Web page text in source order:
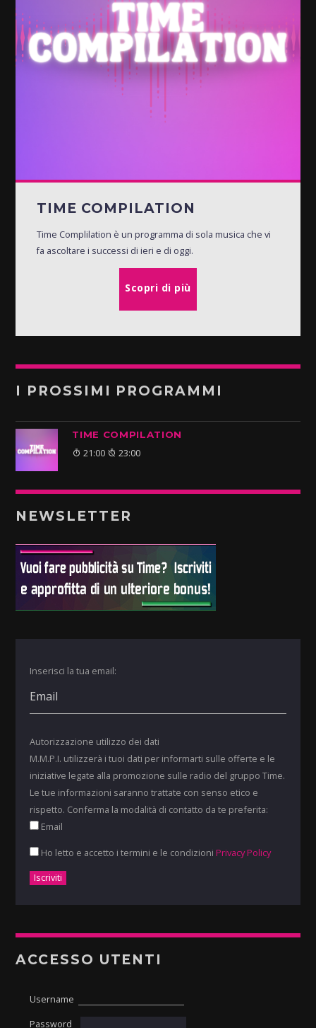
TIME COMPILATION
Time Complilation è un programma di sola musica che vi
fa ascoltare i successi di ieri e di oggi.
Scopri di più
I PROSSIMI PROGRAMMI
TIME COMPILATION
21:00 23:00
NEWSLETTER
Inserisci la tua email:
Autorizzazione utilizzo dei dati
M.M.P.I. utilizzerà i tuoi dati per informarti sulle offerte e le
iniziative legate alla promozione sulle radio del gruppo Time.
Le tue informazioni saranno trattate con senso etico e
rispetto. Conferma la modalità di contatto da te preferita:
Email
Ho letto e accetto i termini e le condizioni Privacy Policy
ACCESSO UTENTI
Username
Password